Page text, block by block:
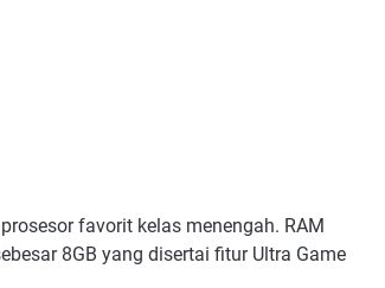
favorit kelas menengah. RAM
8GB yang disertai fitur Ultra Game